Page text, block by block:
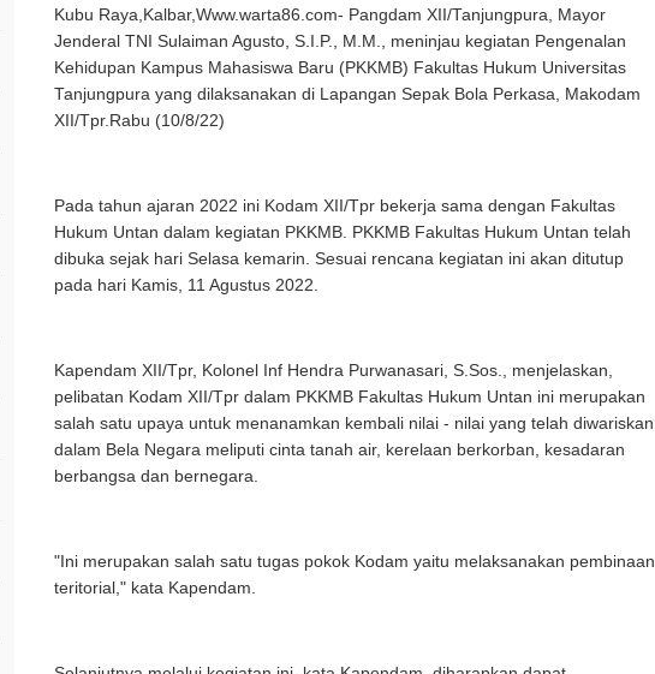
Kubu Raya,Kalbar,Www.warta86.com- Pangdam XII/Tanjungpura, Mayor
Jenderal TNI Sulaiman Agusto, S.I.P., M.M., meninjau kegiatan Pengenalan
Kehidupan Kampus Mahasiswa Baru (PKKMB) Fakultas Hukum Universitas
Tanjungpura yang dilaksanakan di Lapangan Sepak Bola Perkasa, Makodam
XII/Tpr.Rabu (10/8/22)
Pada tahun ajaran 2022 ini Kodam XII/Tpr bekerja sama dengan Fakultas
Hukum Untan dalam kegiatan PKKMB. PKKMB Fakultas Hukum Untan telah
dibuka sejak hari Selasa kemarin. Sesuai rencana kegiatan ini akan ditutup
pada hari Kamis, 11 Agustus 2022.
Kapendam XII/Tpr, Kolonel Inf Hendra Purwanasari, S.Sos., menjelaskan,
pelibatan Kodam XII/Tpr dalam PKKMB Fakultas Hukum Untan ini merupakan
salah satu upaya untuk menanamkan kembali nilai - nilai yang telah diwariskan
dalam Bela Negara meliputi cinta tanah air, kerelaan berkorban, kesadaran
berbangsa dan bernegara.
"Ini merupakan salah satu tugas pokok Kodam yaitu melaksanakan pembinaan
teritorial," kata Kapendam.